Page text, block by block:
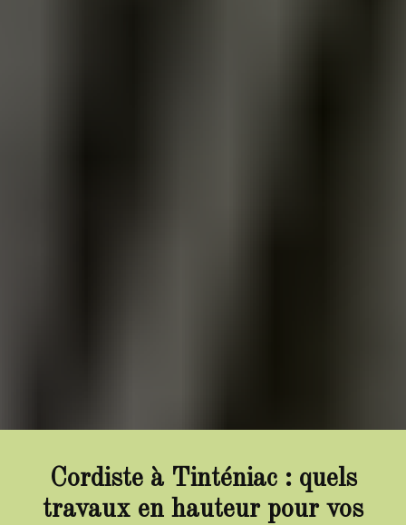
Cordiste à Tinténiac : quels
travaux en hauteur pour vos